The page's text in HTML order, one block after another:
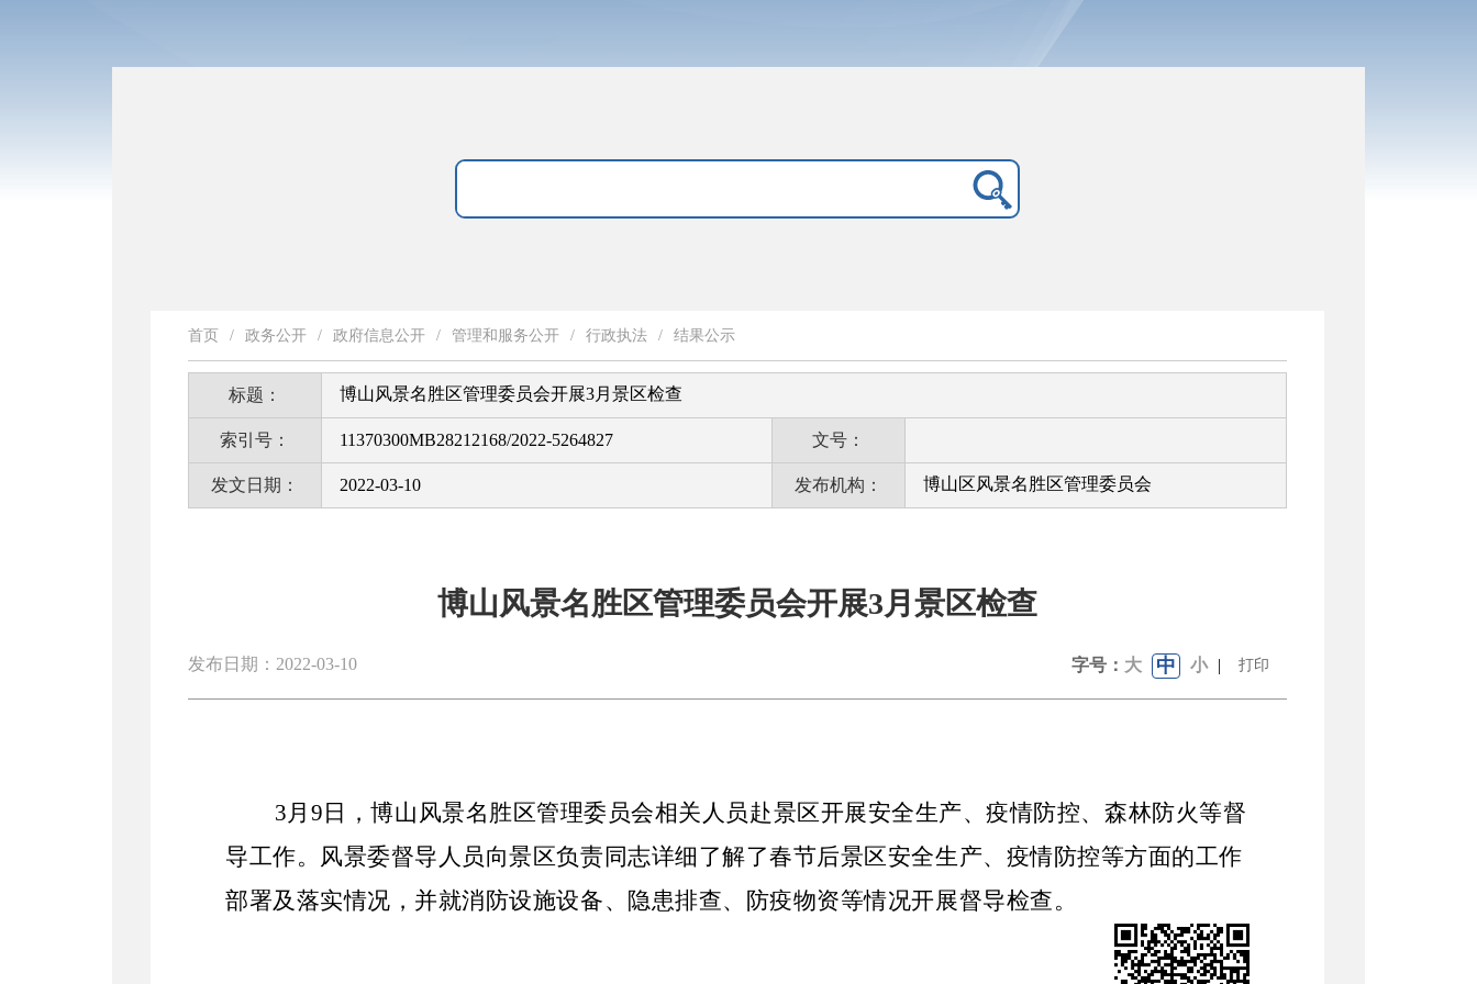
首页 / 政务公开 / 政府信息公开 / 管理和服务公开 / 行政执法 / 结果公示
标题： 博山风景名胜区管理委员会开展3月景区检查
索引号： 11370300MB28212168/2022-5264827 文号：
发文日期： 2022-03-10 发布机构： 博山区风景名胜区管理委员会
博山风景名胜区管理委员会开展3月景区检查
发布日期：2022-03-10 字号： 大 中 小 | 打印
3月9日，博山风景名胜区管理委员会相关人员赴景区开展安全生产、疫情防控、森林防火等督
导工作。风景委督导人员向景区负责同志详细了解了春节后景区安全生产、疫情防控等方面的工作
部署及落实情况，并就消防设施设备、隐患排查、防疫物资等情况开展督导检查。